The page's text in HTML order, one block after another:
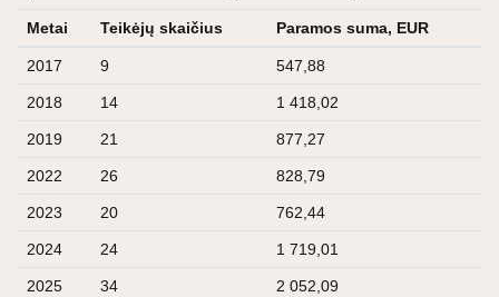
Metai Teikėjų skaičius Paramos suma, EUR
2017 9 547,88
2018 14 1 418,02
2019 21 877,27
2022 26 828,79
2023 20 762,44
2024 24 1 719,01
2025 34 2 052,09